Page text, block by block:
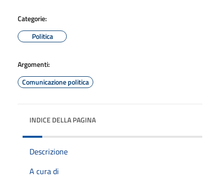
Categorie:
Politica
Argomenti:
Comunicazione politica
INDICE DELLA PAGINA
Descrizione
A cura di